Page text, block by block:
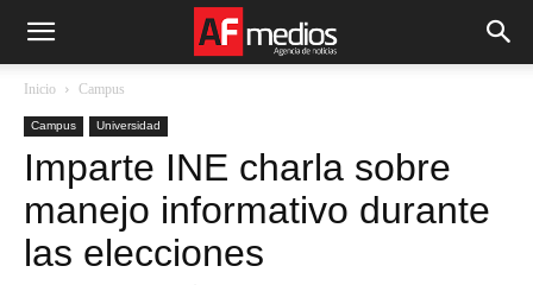
Inicio Campus
Campus Universidad
Imparte INE charla sobre
manejo informativo durante
las elecciones